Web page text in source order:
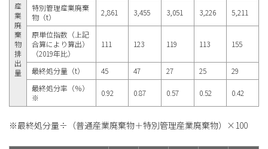
産
業
廃
棄
物
排
出
量
特別管理産業廃棄
物（t）
2,861 3,455 3,051 3,226 5,211
原単位指数（上記
合算により算出）
（2019年比）
111 123 119 113 155
最終処分量（t） 45 47 27 25
29
最終処分率（％）
※
0.92 0.87 0.57 0.52 0.42
※最終処分量÷（普通産業廃棄物＋特別管理産業廃棄物）×100